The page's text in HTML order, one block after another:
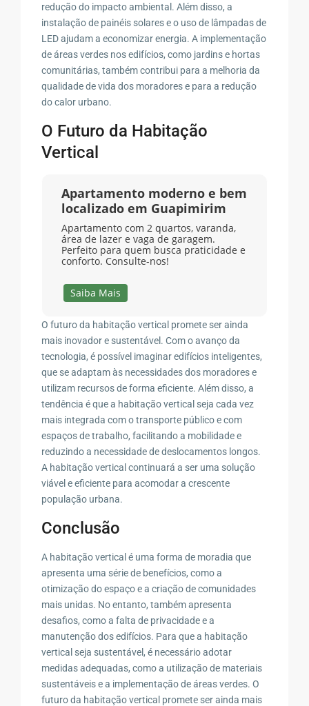
redução do impacto ambiental. Além disso, a
instalação de painéis solares e o uso de lâmpadas de
LED ajudam a economizar energia. A implementação
de áreas verdes nos edifícios, como jardins e hortas
comunitárias, também contribui para a melhoria da
qualidade de vida dos moradores e para a redução
do calor urbano.
O Futuro da Habitação
Vertical
Apartamento moderno e bem
localizado em Guapimirim
Apartamento com 2 quartos, varanda,
área de lazer e vaga de garagem.
Perfeito para quem busca praticidade e
conforto. Consulte-nos!
Saiba Mais
O futuro da habitação vertical promete ser ainda
mais inovador e sustentável. Com o avanço da
tecnologia, é possível imaginar edifícios inteligentes,
que se adaptam às necessidades dos moradores e
utilizam recursos de forma eficiente. Além disso, a
tendência é que a habitação vertical seja cada vez
mais integrada com o transporte público e com
espaços de trabalho, facilitando a mobilidade e
reduzindo a necessidade de deslocamentos longos.
A habitação vertical continuará a ser uma solução
viável e eficiente para acomodar a crescente
população urbana.
Conclusão
A habitação vertical é uma forma de moradia que
apresenta uma série de benefícios, como a
otimização do espaço e a criação de comunidades
mais unidas. No entanto, também apresenta
desafios, como a falta de privacidade e a
manutenção dos edifícios. Para que a habitação
vertical seja sustentável, é necessário adotar
medidas adequadas, como a utilização de materiais
sustentáveis e a implementação de áreas verdes. O
futuro da habitação vertical promete ser ainda mais